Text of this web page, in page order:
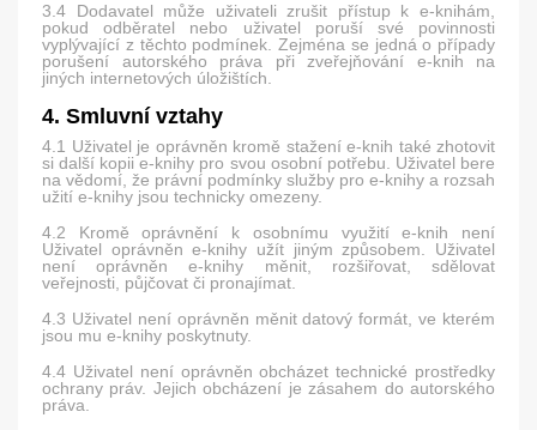
3.4 Dodavatel může uživateli zrušit přístup k e-knihám,
pokud odběratel nebo uživatel poruší své povinnosti
vyplývající z těchto podmínek. Zejména se jedná o případy
porušení autorského práva při zveřejňování e-knih na
jiných internetových úložištích.
4. Smluvní vztahy
4.1 Uživatel je oprávněn kromě stažení e-knih také zhotovit
si další kopii e-knihy pro svou osobní potřebu. Uživatel bere
na vědomí, že právní podmínky služby pro e-knihy a rozsah
užití e-knihy jsou technicky omezeny.
4.2 Kromě oprávnění k osobnímu využití e-knih není
Uživatel oprávněn e-knihy užít jiným způsobem. Uživatel
není oprávněn e-knihy měnit, rozšiřovat, sdělovat
veřejnosti, půjčovat či pronajímat.
4.3 Uživatel není oprávněn měnit datový formát, ve kterém
jsou mu e-knihy poskytnuty.
4.4 Uživatel není oprávněn obcházet technické prostředky
ochrany práv. Jejich obcházení je zásahem do autorského
práva.